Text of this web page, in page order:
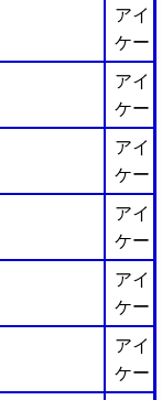
アイ
ケー
アイ
ケー
アイ
ケー
アイ
ケー
アイ
ケー
アイ
ケー